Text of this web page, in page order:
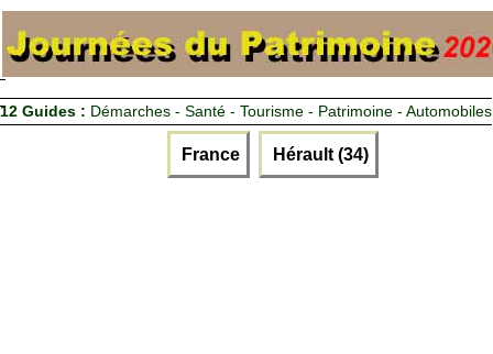
12 Guides : Démarches - Santé - Tourisme - Patrimoine - Automobiles
France Hérault (34)